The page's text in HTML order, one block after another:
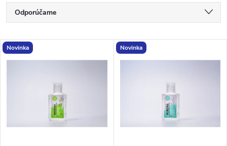
R
a
d
Odporúčame
Najdrahšie
V
i
Novinka Novinka